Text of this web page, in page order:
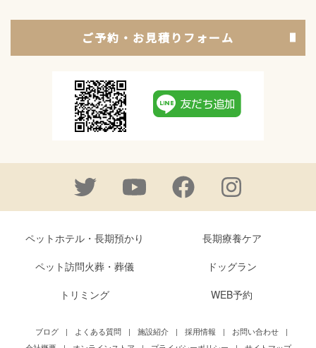
ご予約・お見積りフォーム
ペットホテル・長期預かり
長期療養ケア
ペット訪問火葬・葬儀
ドッグラン
トリミング
WEB予約
ブログ | よくある質問 | 施設紹介 | 採用情報 | お問い合わせ
|